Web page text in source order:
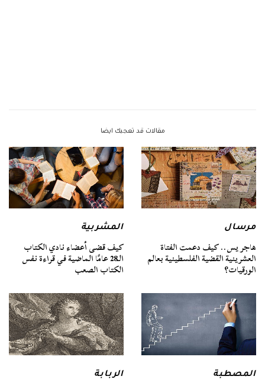
مقالات قد تعجبك ايضا
مرسال
هاجر يس.. كيف دعمت الفتاة
العشرينية القضية الفلسطينية بعالم
الورقيات؟
المشربية
كيف قضى أعضاء نادي الكتاب
الـ28 عامًا الماضية في قراءة نفس
الكتاب الصعب
المصطبة الربابة